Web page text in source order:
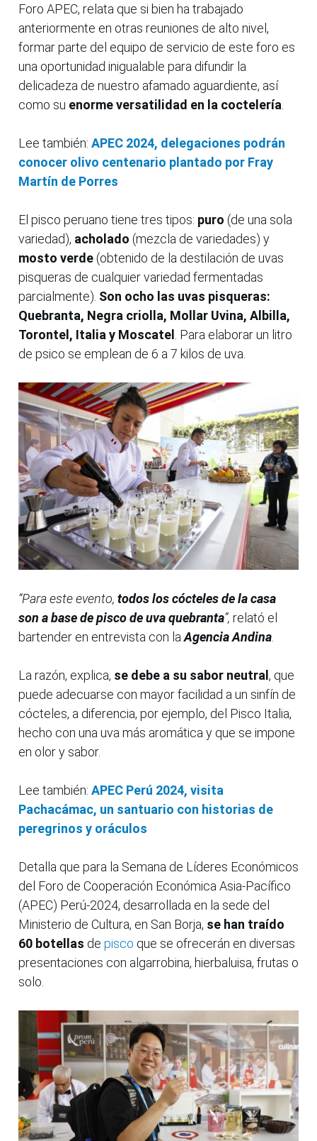
Foro APEC, relata que si bien ha trabajado
anteriormente en otras reuniones de alto nivel,
formar parte del equipo de servicio de este foro es
una oportunidad inigualable para difundir la
delicadeza de nuestro afamado aguardiente, así
como su enorme versatilidad en la coctelería
Lee también: APEC 2024, delegaciones podrán
conocer olivo centenario plantado por Fray
Martín de Porres
El pisco peruano tiene tres tipos: puro (de una sola
variedad), acholado (mezcla de variedades) y
mosto verde (obtenido de la destilación de uvas
pisqueras de cualquier variedad fermentadas
parcialmente). Son ocho las uvas pisqueras:
Quebranta, Negra criolla, Mollar Uvina, Albilla,
Torontel, Italia y Moscatel
. Para elaborar un litro
de psico se emplean de 6 a 7 kilos de uva.
“Para este evento, todos los cócteles de la casa
son a base de pisco de uva quebranta”, relató el
bartender en entrevista con laAgencia Andina
La razón, explica, se debe a su sabor neutral, que
puede adecuarse con mayor facilidad a un sinfín de
cócteles, a diferencia, por ejemplo, del Pisco Italia,
hecho con una uva más aromática y que se impone
en olor y sabor.
Lee también: APEC Perú 2024, visita
Pachacámac, un santuario con historias de
peregrinos y oráculos
Detalla que para la Semana de Líderes Económicos
del Foro de Cooperación Económica Asia-Pacífico
(APEC) Perú-2024, desarrollada en la sede del
Ministerio de Cultura, en San Borja, se han traído
60 botellas de pisco que se ofrecerán en diversas
presentaciones con algarrobina, hierbaluisa, frutas o
solo.